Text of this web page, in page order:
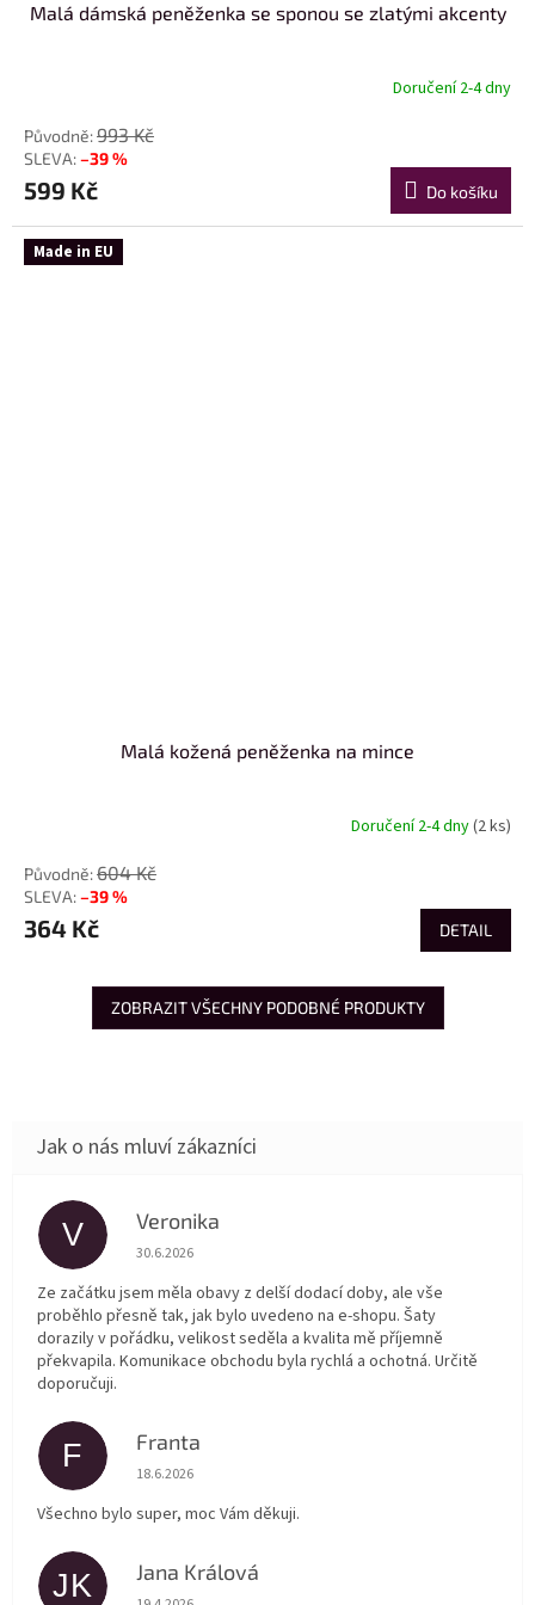
Malá dámská peněženka se sponou se zlatými akcenty
Doručení 2-4 dny
993 Kč
–39 %
599 Kč Do košíku
Made in EU
Malá kožená peněženka na mince
Doručení 2-4 dny(2 ks)
604 Kč
–39 %
364 Kč DETAIL
ZOBRAZIT VŠECHNY PODOBNÉ PRODUKTY
V Veronika
Hodnocení obchodu je 5 z 5 hvězdiček.
30.6.2026
Ze začátku jsem měla obavy z delší dodací doby, ale vše
proběhlo přesně tak, jak bylo uvedeno na e-shopu. Šaty
dorazily v pořádku, velikost seděla a kvalita mě příjemně
překvapila. Komunikace obchodu byla rychlá a ochotná. Určitě
doporučuji.
F Franta
Hodnocení obchodu je 5 z 5 hvězdiček.
18.6.2026
Všechno bylo super, moc Vám děkuji.
JK Jana Králová
Hodnocení obchodu je 5 z 5 hvězdiček.